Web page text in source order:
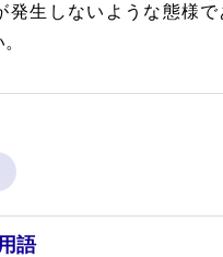
発生しないような態様で
語